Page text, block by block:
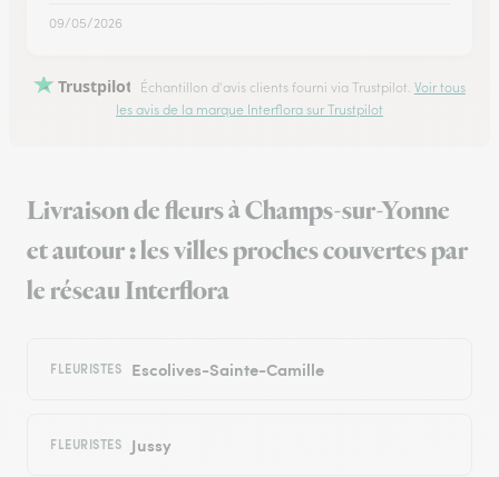
09/05/2026
Trustpilot Échantillon d'avis clients fourni via Trustpilot. Voir tous
les avis de la marque Interflora sur Trustpilot
Livraison de fleurs à Champs-sur-Yonne
et autour : les villes proches couvertes par
le réseau Interflora
FLEURISTES Escolives-Sainte-Camille
FLEURISTES Jussy